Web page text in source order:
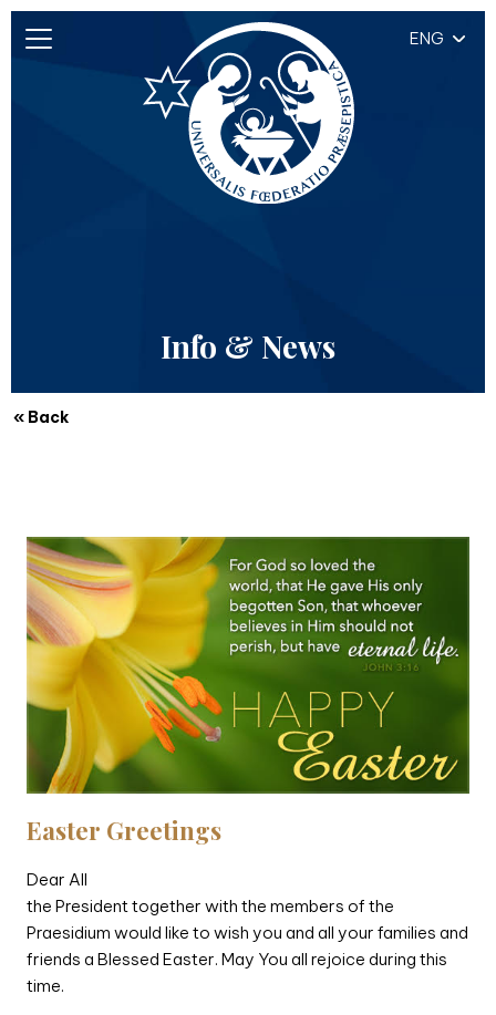
ENG
Info & News
« Back
Easter Greetings
Dear All
the President together with the members of the
Praesidium would like to wish you and all your families and
friends a Blessed Easter. May You all rejoice during this
time.